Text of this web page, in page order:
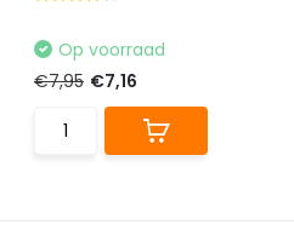
Op voorraad
€7,95 €7,16